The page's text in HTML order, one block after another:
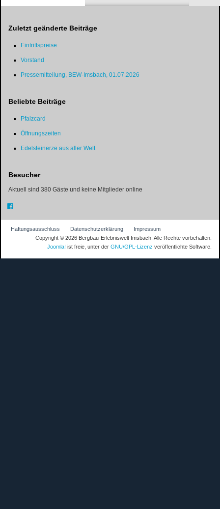
Zuletzt geänderte Beiträge
Eintrittspreise
Vorstand
Pressemitteilung, BEW-Imsbach, 01.07.2026
Beliebte Beiträge
Pfalzcard
Öffnungszeiten
Edelsteinerze aus aller Welt
Besucher
Aktuell sind 380 Gäste und keine Mitglieder online
Haftungsausschluss Datenschutzerklärung
Impressum
Copyright © 2026 Bergbau-Erlebniswelt Imsbach. Alle Rechte vorbehalten.
Joomla! ist freie, unter der GNU/GPL-Lizenz veröffentlichte Software.